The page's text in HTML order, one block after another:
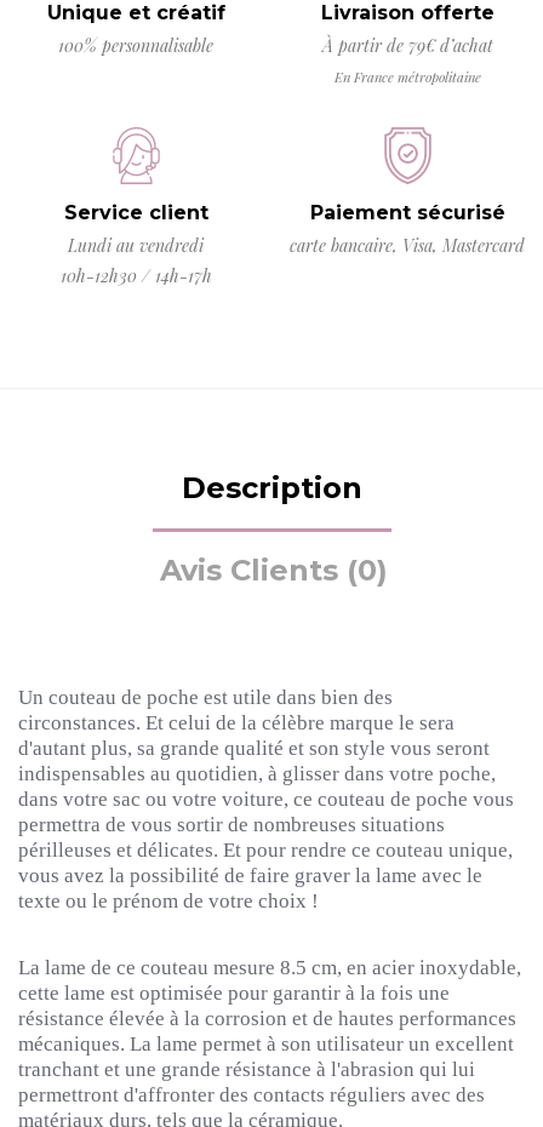
Unique et créatif
100% personnalisable
Livraison offerte
À partir de 79€ d’achat
En France métropolitaine
Service client
Lundi au vendredi
10h-12h30 / 14h-17h
Paiement sécurisé
carte bancaire, Visa, Mastercard
Description
Avis Clients (0)
Un couteau de poche est utile dans bien des
circonstances. Et celui de la célèbre marque le sera
d'autant plus, sa grande qualité et son style vous seront
indispensables au quotidien, à glisser dans votre poche,
dans votre sac ou votre voiture, ce couteau de poche vous
permettra de vous sortir de nombreuses situations
périlleuses et délicates. Et pour rendre ce couteau unique,
vous avez la possibilité de faire graver la lame avec le
texte ou le prénom de votre choix !
La lame de ce couteau mesure 8.5 cm, en acier inoxydable,
cette lame est optimisée pour garantir à la fois une
résistance élevée à la corrosion et de hautes performances
mécaniques. La lame permet à son utilisateur un excellent
tranchant et une grande résistance à l'abrasion qui lui
permettront d'affronter des contacts réguliers avec des
matériaux durs, tels que la céramique.